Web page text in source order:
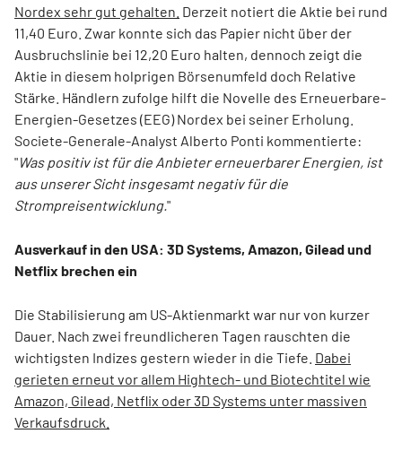
Nordex sehr gut gehalten. Derzeit notiert die Aktie bei rund
11,40 Euro. Zwar konnte sich das Papier nicht über der
Ausbruchslinie bei 12,20 Euro halten, dennoch zeigt die
Aktie in diesem holprigen Börsenumfeld doch Relative
Stärke. Händlern zufolge hilft die Novelle des Erneuerbare-
Energien-Gesetzes (EEG) Nordex bei seiner Erholung.
Societe-Generale-Analyst Alberto Ponti kommentierte:
"Was positiv ist für die Anbieter erneuerbarer Energien, ist
aus unserer Sicht insgesamt negativ für die
Strompreisentwicklung."
Ausverkauf in den USA: 3D Systems, Amazon, Gilead und
Netflix brechen ein
Die Stabilisierung am US-Aktienmarkt war nur von kurzer
Dauer. Nach zwei freundlicheren Tagen rauschten die
wichtigsten Indizes gestern wieder in die Tiefe. Dabei
gerieten erneut vor allem Hightech- und Biotechtitel wie
Amazon, Gilead, Netflix oder 3D Systems unter massiven
Verkaufsdruck.